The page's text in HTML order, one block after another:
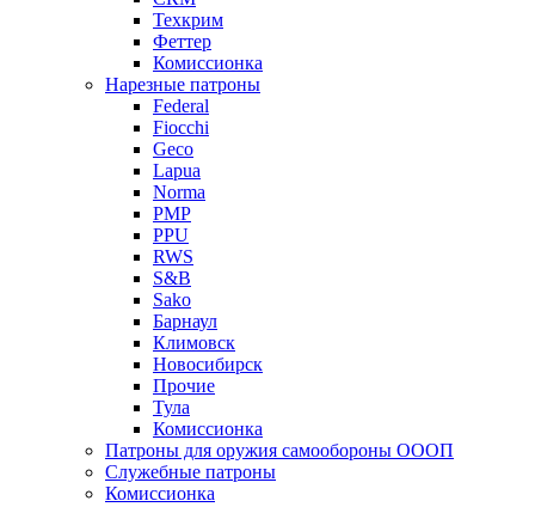
Техкрим
Феттер
Комиссионка
Нарезные патроны
Federal
Fiocchi
Geco
Lapua
Norma
PMP
PPU
RWS
S&B
Sako
Барнаул
Климовск
Новосибирск
Прочие
Тула
Комиссионка
Патроны для оружия самообороны ОООП
Служебные патроны
Комиссионка